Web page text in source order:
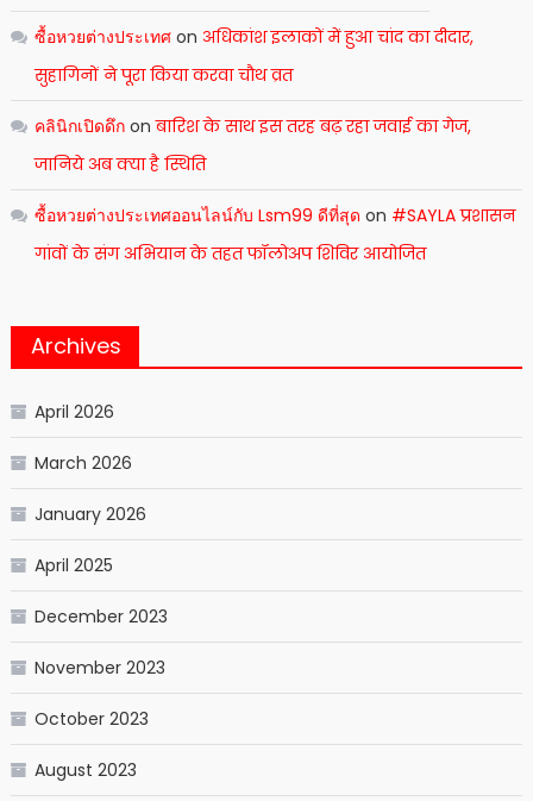
ซื้อหวยต่างประเทศon अधिकांश इलाकों में हुआ चांद का दीदार,
सुहागिनों ने पूरा किया करवा चौथ व्रत
คลินิกเปิดดึกonबारिश के साथ इस तरह बढ़ रहा जवाई का गेज,
जानिये अब क्या है स्थिति
ซื้อหวยต่างประเทศออนไลน์กับ Lsm99 ดีที่สุด on #SAYLA प्रशासन
गांवों के संग अभियान के तहत फॉलोअप शिविर आयोजित
Archives
April 2026
March 2026
January 2026
April 2025
December 2023
November 2023
October 2023
August 2023